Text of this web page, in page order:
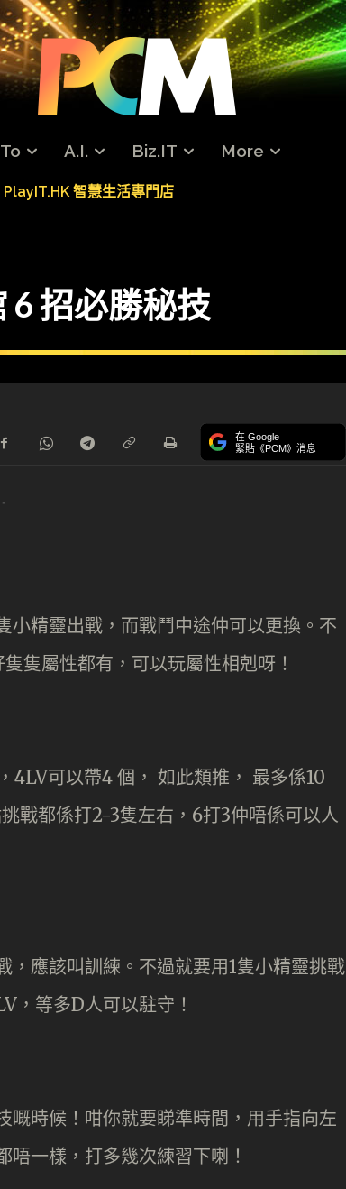
A.I. Biz.IT More
PlayIT.HK 智慧生活專門店
6 招必勝秘技
在 Google
緊貼《PCM》消息
-
小精靈出戰，而戰鬥中途仲可以更換。不
隻屬性都有，可以玩屬性相剋呀！
4LV可以帶4 個， 如此類推， 最多係10
戰都係打2-3隻左右，6打3仲唔係可以人
，應該叫訓練。不過就要用1隻小精靈挑戰
，等多D人可以駐守！
嘅時候！咁你就要睇準時間，用手指向左
一樣，打多幾次練習下喇！